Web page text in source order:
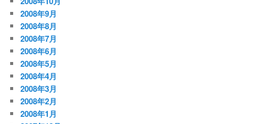
2008年9月
2008年8月
2008年7月
2008年6月
2008年5月
2008年4月
2008年3月
2008年2月
2008年1月